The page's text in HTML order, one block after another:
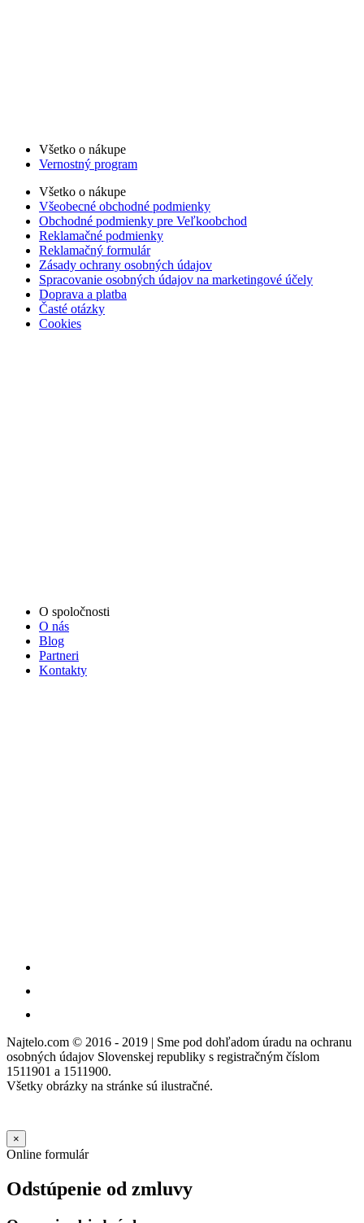
Všetko o nákupe
Vernostný program
Všetko o nákupe
Všeobecné obchodné podmienky
Obchodné podmienky pre Veľkoobchod
Reklamačné podmienky
Reklamačný formulár
Zásady ochrany osobných údajov
Spracovanie osobných údajov na marketingové účely
Doprava a platba
Časté otázky
Cookies
O spoločnosti
O nás
Blog
Partneri
Kontakty
Najtelo.com © 2016 - 2019 | Sme pod dohľadom úradu na ochranu
osobných údajov Slovenskej republiky s registračným číslom
1511901 a 1511900.
Všetky obrázky na stránke sú ilustračné.
×
Online formulár
Odstúpenie od zmluvy